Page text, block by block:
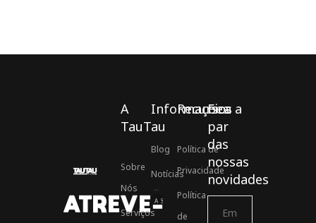
ATREVE-
A
TauTau
Sobre
Nós
Serviços
Informações
Blog
Notícias
Associados ASSOFT
Recursos
Política de
Privacidade
Política
de
Fica a
par
das
nossas
novidades